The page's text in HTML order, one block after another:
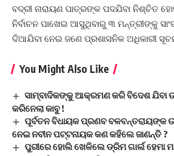
ବଦ୍ରୀ ନାରାୟଣ ପାତ୍ରଙ୍କ ପଦଯିବା ନିଶ୍ଚିତ
ନିର୍ବାଚନ ପାଖେଇ ଆସୁଥିବାରୁ ୩ ମନ୍ତ୍ରୀଙ୍କୁ
ଦିଆଯିବା ନେଇ ଜଣେ ପ୍ରଶାସନିକ ଅଧିକାରୀ
You Might Also Like
ସାମ୍ବାଦିକଙ୍କୁ ଆକ୍ରମଣ କରି ବିଦେଶ
କରିନେଲା କାବୁ !
ପୂର୍ବତନ ବିଧାୟକ ପ୍ରଣବ
ନେଇ ନବୀନ ପଟ୍ଟନାୟକ କଣ କହିଲେ ଜାଣନ୍ତି ?
ପୁରୀରେ ହୋଲି ଖେଳିଲେ ଡ୍ରିମ ଗାର୍ଲ ହେମା